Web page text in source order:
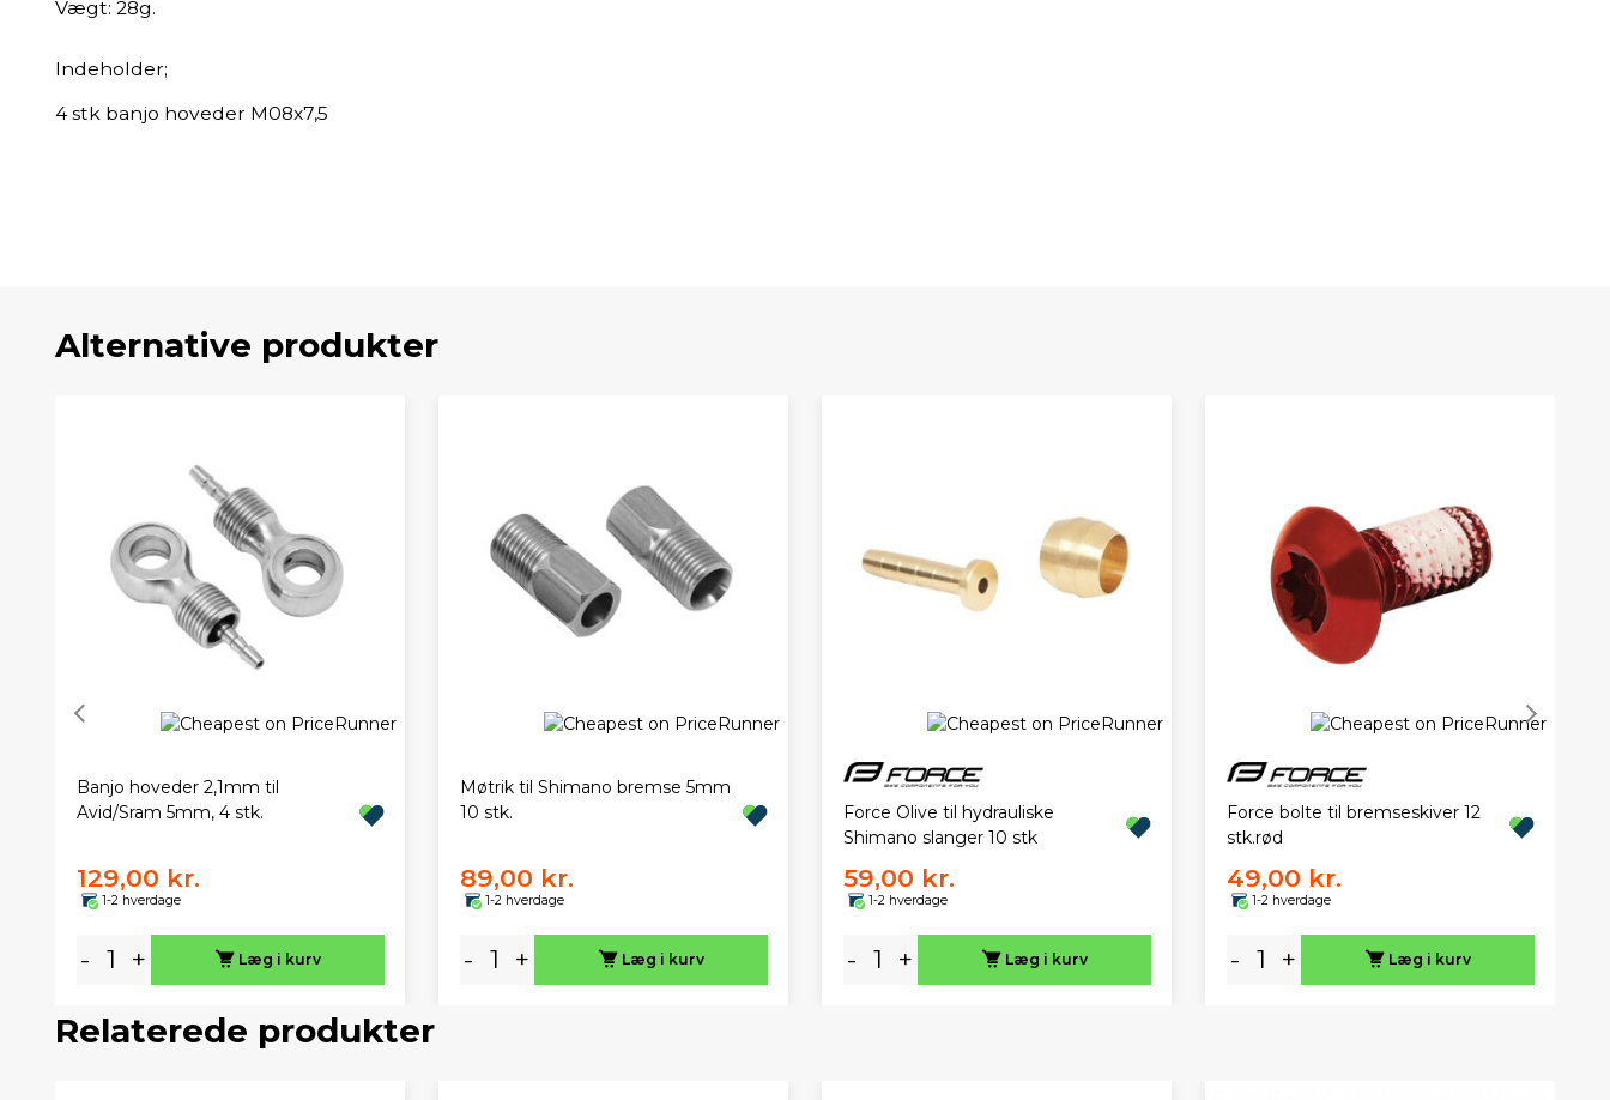
Vægt: 28g.
Indeholder;
4 stk banjo hoveder M08x7,5
Alternative produkter
Banjo hoveder 2,1mm til
Avid/Sram 5mm, 4 stk.
129,00 kr.
1-2 hverdage
- + Læg i kurv
Møtrik til Shimano bremse 5mm
10 stk.
89,00 kr.
1-2 hverdage
- + Læg i kurv
Force Olive til hydrauliske
Shimano slanger 10 stk
59,00 kr.
1-2 hverdage
- + Læg i kurv
Force bolte til bremseskiver 12
stk.rød
49,00 kr.
1-2 hverdage
- + Læg i kurv
Relaterede produkter